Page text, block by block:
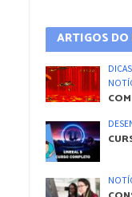
ARTIGOS DO